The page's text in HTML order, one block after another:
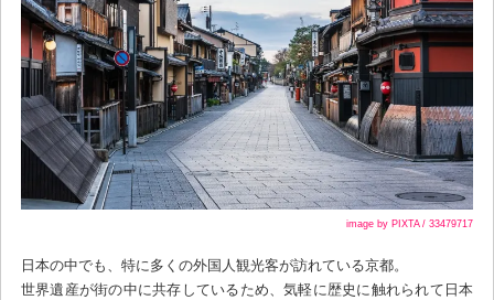
image by PIXTA / 33479717
日本の中でも、特に多くの外国人観光客が訪れている京都。
世界遺産が街の中に共存しているため、気軽に歴史に触れられて日本